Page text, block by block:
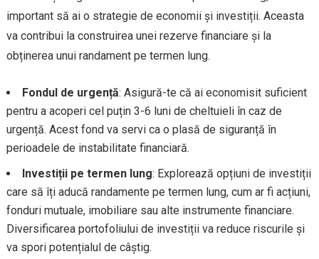
important să ai o strategie de economii și investiții. Aceasta
va contribui la construirea unei rezerve financiare și la
obținerea unui randament pe termen lung.
Fondul de urgență: Asigură-te că ai economisit suficient
pentru a acoperi cel puțin 3-6 luni de cheltuieli în caz de
urgență. Acest fond va servi ca o plasă de siguranță în
perioadele de instabilitate financiară.
Investiții pe termen lung: Explorează opțiuni de investiții
care să îți aducă randamente pe termen lung, cum ar fi acțiuni,
fonduri mutuale, imobiliare sau alte instrumente financiare.
Diversificarea portofoliului de investiții va reduce riscurile și
va spori potențialul de câștig.